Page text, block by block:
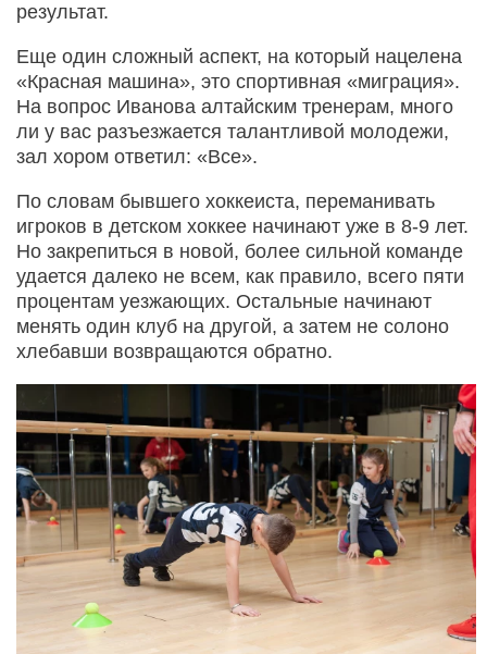
результат.
Еще один сложный аспект, на который нацелена
«Красная машина», это спортивная «миграция».
На вопрос Иванова алтайским тренерам, много
ли у вас разъезжается талантливой молодежи,
зал хором ответил: «Все».
По словам бывшего хоккеиста, переманивать
игроков в детском хоккее начинают уже в 8-9 лет.
Но закрепиться в новой, более сильной команде
удается далеко не всем, как правило, всего пяти
процентам уезжающих. Остальные начинают
менять один клуб на другой, а затем не солоно
хлебавши возвращаются обратно.